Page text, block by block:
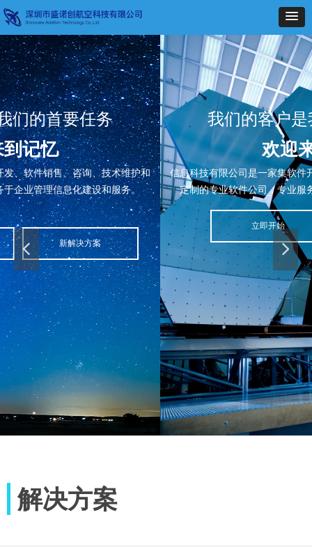
解决方案
我们的客户是我们的首要任务
欢迎来到记忆
信息科技有限公司是一家集软件开发、软件销售、咨询、技术维护和
定制的专业软件公司，专业服务于企业管理信息化建设和服务。
立即开始 新解决方案
넳 넲